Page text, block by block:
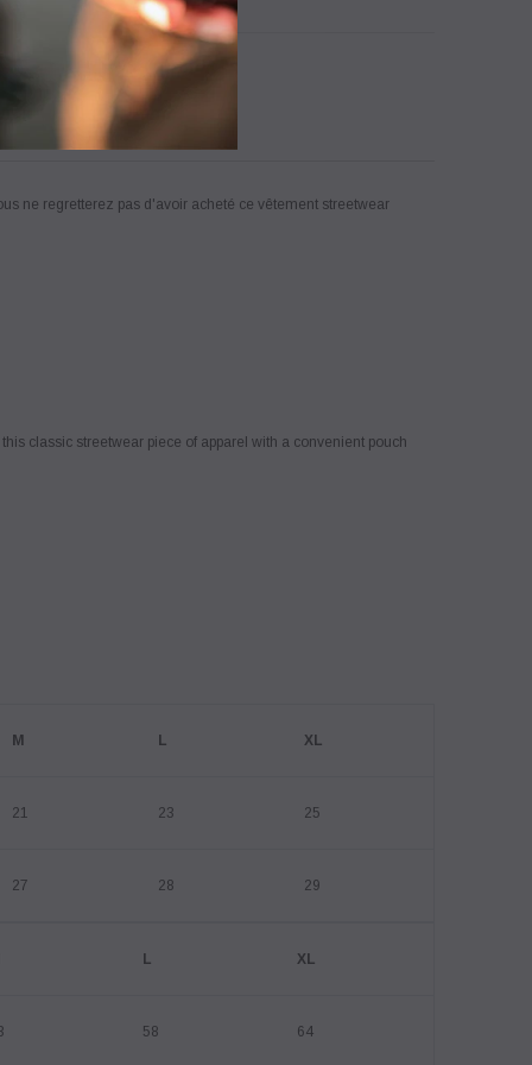
ne regretterez pas d'avoir acheté ce vêtement streetwear
classic streetwear piece of apparel with a convenient pouch
M L XL
21 23 25
27 28 29
L XL
58 64